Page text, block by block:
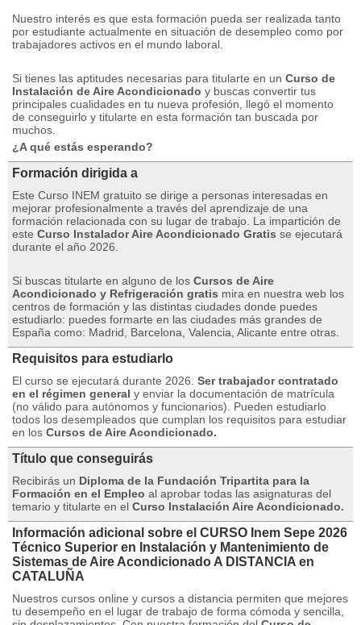
Nuestro interés es que esta formación pueda ser realizada tanto
por estudiante actualmente en situación de desempleo como por
trabajadores activos en el mundo laboral.
Si tienes las aptitudes necesarias para titularte en un Curso de
Instalación de Aire Acondicionado y buscas convertir tus
principales cualidades en tu nueva profesión, llegó el momento
de conseguirlo y titularte en esta formación tan buscada por
muchos.
¿A qué estás esperando?
Formación dirigida a
Este Curso INEM gratuito se dirige a personas interesadas en
mejorar profesionalmente a través del aprendizaje de una
formación relacionada con su lugar de trabajo. La impartición de
este Curso Instalador Aire Acondicionado Gratis se ejecutará
durante el año 2026.
Si buscas titularte en alguno de los Cursos de Aire
Acondicionado y Refrigeración gratis mira en nuestra web los
centros de formación y las distintas ciudades donde puedes
estudiarlo: puedes formarte en las ciudades más grandes de
España como: Madrid, Barcelona, ​​Valencia, Alicante entre otras.
Requisitos para estudiarlo
El curso se ejecutará durante 2026. Ser trabajador contratado
en el régimen general y enviar la documentación de matrícula
(no válido para autónomos y funcionarios). Pueden estudiarlo
todos los desempleados que cumplan los requisitos para estudiar
en los Cursos de Aire Acondicionado.
Título que conseguirás
Recibirás un Diploma de la Fundación Tripartita para la
Formación en el Empleo al aprobar todas las asignaturas del
temario y titularte en el Curso Instalación Aire Acondicionado.
Información adicional sobre el CURSO Inem Sepe 2026
Técnico Superior en Instalación y Mantenimiento de
Sistemas de Aire Acondicionado A DISTANCIA en
CATALUÑA
Nuestros cursos online y cursos a distancia permiten que mejores
tu desempeño en el lugar de trabajo de forma cómoda y sencilla,